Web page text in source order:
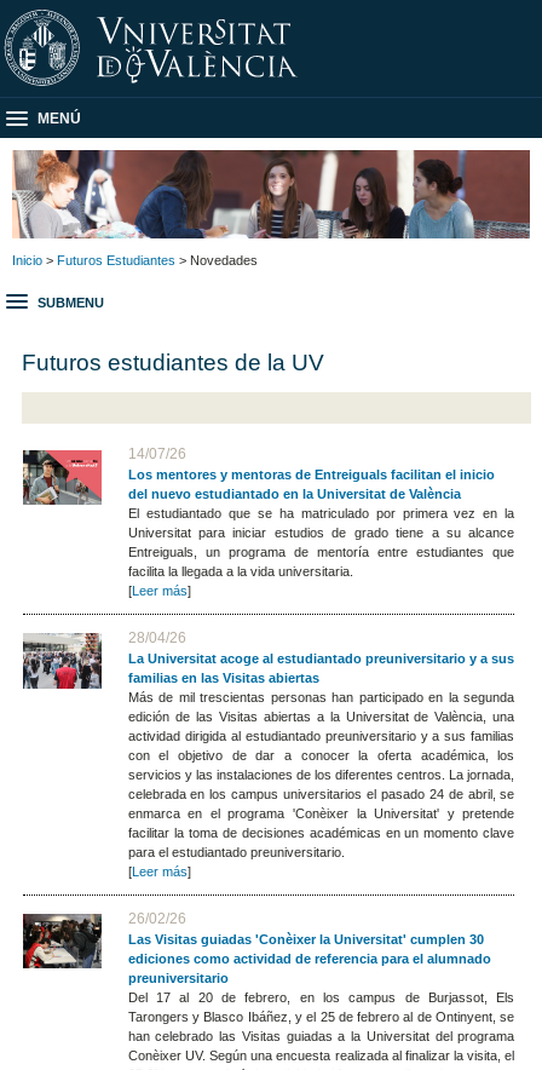
MENÚ
Inicio > Futuros Estudiantes > Novedades
SUBMENU
Futuros estudiantes de la UV
14/07/26
Los mentores y mentoras de Entreiguals facilitan el inicio
del nuevo estudiantado en la Universitat de València
El estudiantado que se ha matriculado por primera vez en la
Universitat para iniciar estudios de grado tiene a su alcance
Entreiguals, un programa de mentoría entre estudiantes que
facilita la llegada a la vida universitaria.
[Leer más]
28/04/26
La Universitat acoge al estudiantado preuniversitario y a sus
familias en las Visitas abiertas
Más de mil trescientas personas han participado en la segunda
edición de las Visitas abiertas a la Universitat de València, una
actividad dirigida al estudiantado preuniversitario y a sus familias
con el objetivo de dar a conocer la oferta académica, los
servicios y las instalaciones de los diferentes centros. La jornada,
celebrada en los campus universitarios el pasado 24 de abril, se
enmarca en el programa 'Conèixer la Universitat' y pretende
facilitar la toma de decisiones académicas en un momento clave
para el estudiantado preuniversitario.
[Leer más]
26/02/26
Las Visitas guiadas 'Conèixer la Universitat' cumplen 30
ediciones como actividad de referencia para el alumnado
preuniversitario
Del 17 al 20 de febrero, en los campus de Burjassot, Els
Tarongers y Blasco Ibáñez, y el 25 de febrero al de Ontinyent, se
han celebrado las Visitas guiadas a la Universitat del programa
Conèixer UV. Según una encuesta realizada al finalizar la visita, el